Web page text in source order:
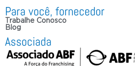
Para você, fornecedor
Trabalhe Conosco
Blog
Associada